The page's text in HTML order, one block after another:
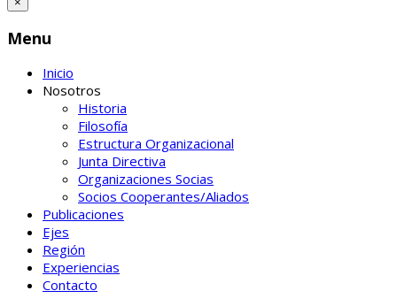
Menu
Inicio
Nosotros
Historia
Filosofía
Estructura Organizacional
Junta Directiva
Organizaciones Socias
Socios Cooperantes/Aliados
Publicaciones
Ejes
Región
Experiencias
Contacto